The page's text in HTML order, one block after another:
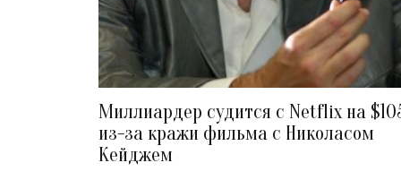
Миллиардер судится с Netflix на
из-за кражи фильма с Николасом
Кейджем